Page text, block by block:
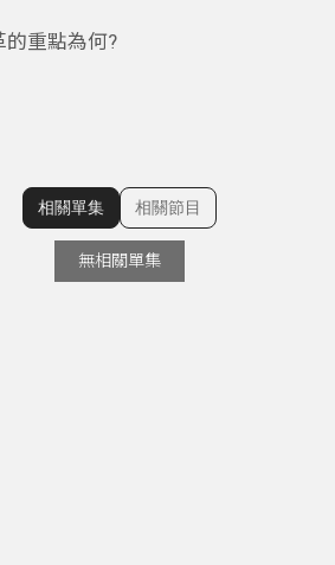
重點為何?
顯示相關單集
相關單集 相關節目
無相關單集